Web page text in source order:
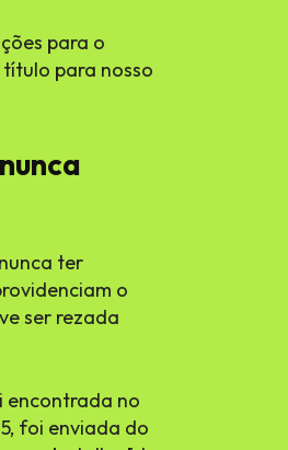
para o
para nosso
ter
o
ser rezada
encontrada no
foi enviada do